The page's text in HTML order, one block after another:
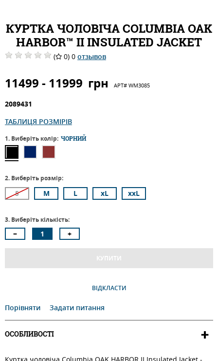
КУРТКА ЧОЛОВІЧА COLUMBIA OAK
HARBOR™ II INSULATED JACKET
( 0) 0 отзывов
11499 - 11999 грн АРТ# WM3085
2089431
ТАБЛИЦЯ РОЗМІРІВ
1. Виберіть колір: ЧОРНИЙ
2. Виберіть розмір:
S M L xL xxL
3. Виберіть кількість:
КУПИТИ
ВІДКЛАСТИ
Порівняти Задати питання
ОСОБЛИВОСТІ